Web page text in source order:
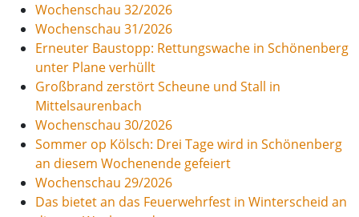
Wochenschau 32/2026
Wochenschau 31/2026
Erneuter Baustopp: Rettungswache in Schönenberg
unter Plane verhüllt
Großbrand zerstört Scheune und Stall in
Mittelsaurenbach
Wochenschau 30/2026
Sommer op Kölsch: Drei Tage wird in Schönenberg
an diesem Wochenende gefeiert
Wochenschau 29/2026
Das bietet an das Feuerwehrfest in Winterscheid an